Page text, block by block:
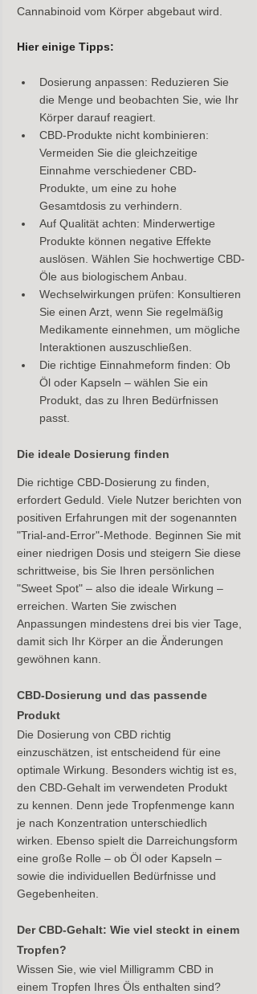
Cannabinoid vom Körper abgebaut wird.
Hier einige Tipps:
Dosierung anpassen: Reduzieren Sie
die Menge und beobachten Sie, wie Ihr
Körper darauf reagiert.
CBD-Produkte nicht kombinieren:
Vermeiden Sie die gleichzeitige
Einnahme verschiedener CBD-
Produkte, um eine zu hohe
Gesamtdosis zu verhindern.
Auf Qualität achten: Minderwertige
Produkte können negative Effekte
auslösen. Wählen Sie hochwertige CBD-
Öle aus biologischem Anbau.
Wechselwirkungen prüfen: Konsultieren
Sie einen Arzt, wenn Sie regelmäßig
Medikamente einnehmen, um mögliche
Interaktionen auszuschließen.
Die richtige Einnahmeform finden: Ob
Öl oder Kapseln – wählen Sie ein
Produkt, das zu Ihren Bedürfnissen
passt.
Die ideale Dosierung finden
Die richtige CBD-Dosierung zu finden,
erfordert Geduld. Viele Nutzer berichten von
positiven Erfahrungen mit der sogenannten
"Trial-and-Error"-Methode. Beginnen Sie mit
einer niedrigen Dosis und steigern Sie diese
schrittweise, bis Sie Ihren persönlichen
"Sweet Spot" – also die ideale Wirkung –
erreichen. Warten Sie zwischen
Anpassungen mindestens drei bis vier Tage,
damit sich Ihr Körper an die Änderungen
gewöhnen kann.
CBD-Dosierung und das passende
Produkt
Die Dosierung von CBD richtig
einzuschätzen, ist entscheidend für eine
optimale Wirkung. Besonders wichtig ist es,
den CBD-Gehalt im verwendeten Produkt
zu kennen. Denn jede Tropfenmenge kann
je nach Konzentration unterschiedlich
wirken. Ebenso spielt die Darreichungsform
eine große Rolle – ob Öl oder Kapseln –
sowie die individuellen Bedürfnisse und
Gegebenheiten.
Der CBD-Gehalt: Wie viel steckt in einem
Tropfen?
Wissen Sie, wie viel Milligramm CBD in
einem Tropfen Ihres Öls enthalten sind?